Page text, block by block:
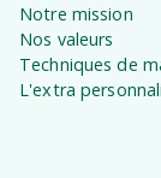
Notre mission
Nos valeurs
Techniques de
L'extra